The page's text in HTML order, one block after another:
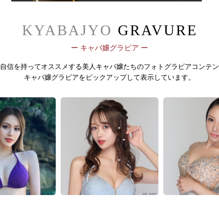
KYABAJYO GRAVURE
ー キャバ嬢グラビア ー
信を持ってオススメする美人キャバ嬢たちのフォトグラビアコンテ
キャバ嬢グラビアをピックアップして表示しています。